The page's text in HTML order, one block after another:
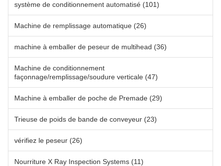
système de conditionnement automatisé (101)
Machine de remplissage automatique (26)
machine à emballer de peseur de multihead (36)
Machine de conditionnement
façonnage/remplissage/soudure verticale (47)
Machine à emballer de poche de Premade (29)
Trieuse de poids de bande de conveyeur (23)
vérifiez le peseur (26)
Nourriture X Ray Inspection Systems (11)